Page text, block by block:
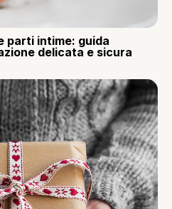
parti intime: guida
delicata e sicura